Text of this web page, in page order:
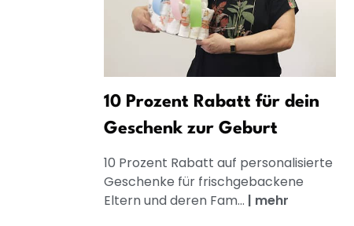
10 Prozent Rabatt für dein
Geschenk zur Geburt
10 Prozent Rabatt auf personalisierte
Geschenke für frischgebackene
Eltern und deren Fam... | mehr